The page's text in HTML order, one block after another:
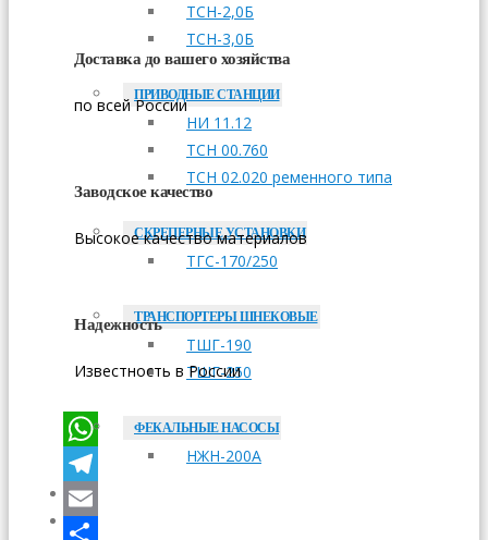
ТСН-2,0Б
ТСН-3,0Б
ПРИВОДНЫЕ СТАНЦИИ
НИ 11.12
ТСН 00.760
ТСН 02.020 ременного типа
СКРЕПЕРНЫЕ УСТАНОВКИ
ТГС-170/250
ТРАНСПОРТЕРЫ ШНЕКОВЫЕ
ТШГ-190
ТШГ-250
ФЕКАЛЬНЫЕ НАСОСЫ
НЖН-200А
Доставка до вашего хозяйства
по всей России
Заводское качество
Высокое качество материалов
Надежность
Известность в России
WhatsApp
Telegram
Email